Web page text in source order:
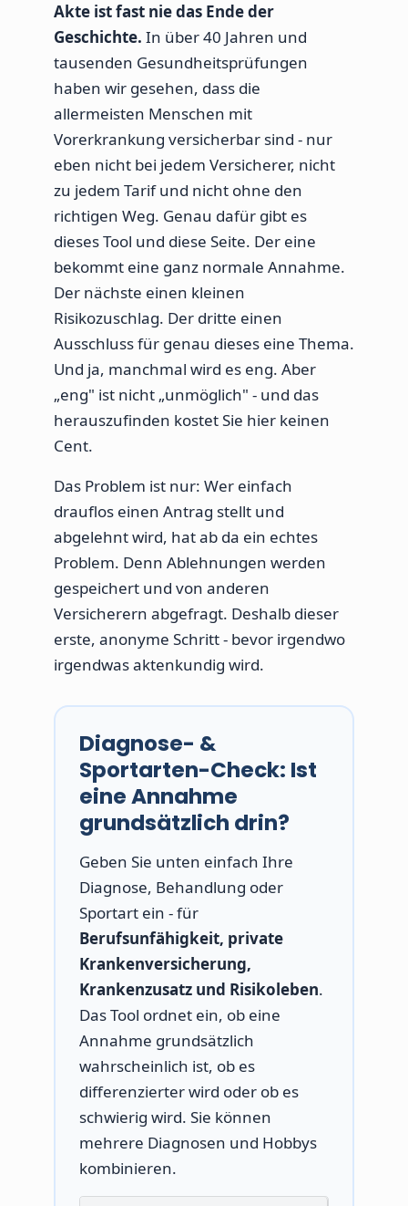
Akte ist fast nie das Ende der
Geschichte. In über 40 Jahren und
tausenden Gesundheitsprüfungen
haben wir gesehen, dass die
allermeisten Menschen mit
Vorerkrankung versicherbar sind - nur
eben nicht bei jedem Versicherer, nicht
zu jedem Tarif und nicht ohne den
richtigen Weg. Genau dafür gibt es
dieses Tool und diese Seite. Der eine
bekommt eine ganz normale Annahme.
Der nächste einen kleinen
Risikozuschlag. Der dritte einen
Ausschluss für genau dieses eine Thema.
Und ja, manchmal wird es eng. Aber
„eng" ist nicht „unmöglich" - und das
herauszufinden kostet Sie hier keinen
Cent.
Das Problem ist nur: Wer einfach
drauflos einen Antrag stellt und
abgelehnt wird, hat ab da ein echtes
Problem. Denn Ablehnungen werden
gespeichert und von anderen
Versicherern abgefragt. Deshalb dieser
erste, anonyme Schritt - bevor irgendwo
irgendwas aktenkundig wird.
Diagnose- &
Sportarten-Check: Ist
eine Annahme
grundsätzlich drin?
Geben Sie unten einfach Ihre
Diagnose, Behandlung oder
Sportart ein - für
Berufsunfähigkeit, private
Krankenversicherung,
Krankenzusatz und Risikoleben.
Das Tool ordnet ein, ob eine
Annahme grundsätzlich
wahrscheinlich ist, ob es
differenzierter wird oder ob es
schwierig wird. Sie können
mehrere Diagnosen und Hobbys
kombinieren.